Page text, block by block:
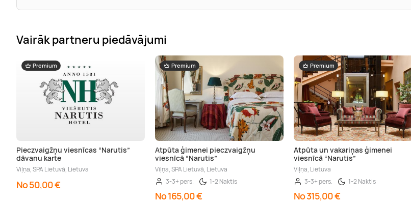
Vairāk partneru piedāvājumi
Premium
Pieczvaigžņu viesnīcas “Narutis”
dāvanu karte
Viļņa, SPA Lietuvā, Lietuva
No 50,00 €
Premium
Atpūta ģimenei pieczvaigžņu
viesnīcā “Narutis”
Viļņa, SPA Lietuvā, Lietuva
3-3+ pers.
1-2 Naktis
No 165,00 €
Premium
Atpūta un vakariņas ģimenei
viesnīcā “Narutis”
Viļņa, Lietuva
3-3+ pers.
1-2 Naktis
No 315,00 €